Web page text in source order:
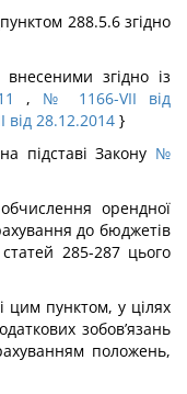
288.5.6 згідно
згідно із
, № 1166-VII від
від 28.12.2014 }
підставі Закону №
орендної
до бюджетів
285-287 цього
цим пунктом, у цілях
зобов’язань
положень,